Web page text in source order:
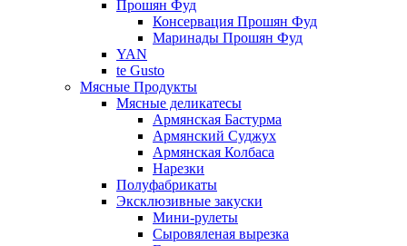
Прошян Фуд
Консервация Прошян Фуд
Маринады Прошян Фуд
YAN
te Gusto
Мясные Продукты
Мясные деликатесы
Армянская Бастурма
Армянский Суджух
Армянская Колбаса
Нарезки
Полуфабрикаты
Эксклюзивные закуски
Мини-рулеты
Сыровяленая вырезка